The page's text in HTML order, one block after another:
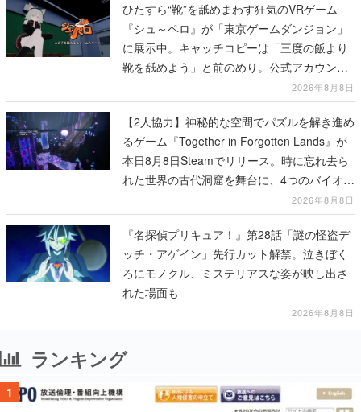
ひたすら“靴”を舐めまわす狂気のVRゲーム
『シュ～ペロ』が「東京ゲームダンジョン」
に展示中。キャッチコピーは「三度の飯より
靴を舐めよう」と前のめり。公式アカウント
も開設され、2026年リリースに向けて開発中
2026年8月8日
【2人協力】神秘的な空間でパズルを解き進め
るゲーム『Together in Forgotten Lands』が
本日8月8日Steamでリリース。時に忘れ去ら
れた世界の古代洞窟を舞台に、4つのバイオー
2026年8月8日
『名探偵プリキュア！』第28話「謎の怪盗デ
ッチ・アゲイン」先行カット解禁。泣きぼく
ろにモノクル、ミステリアスな姿が映し出さ
れた場面も
2026年8月8日
ランキング
1